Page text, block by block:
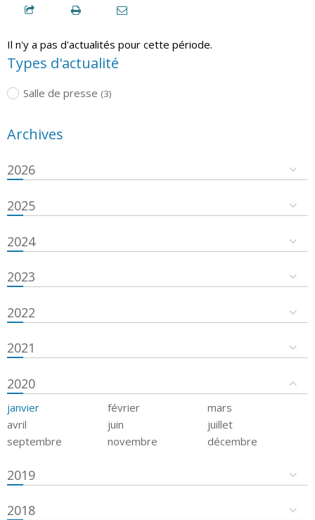
Il n'y a pas d'actualités pour cette période.
Types d'actualité
Salle de presse (3)
Archives
2026
2025
2024
2023
2022
2021
2020
janvier février
mars
avril
juin
juillet
septembre
novembre décembre
2019
2018